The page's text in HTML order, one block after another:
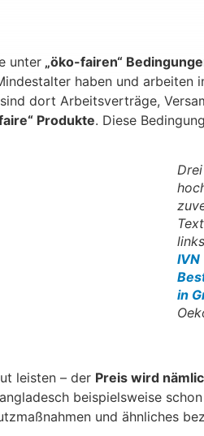
unter „öko-fairen“
haben und
dort Arbeitsverträge,
Produkte. Diese
IVN
in
leisten – der Preis wird
beispielsweise
und ähnliches